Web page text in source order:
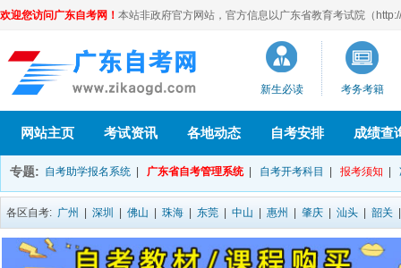
欢迎您访问广东自考网！ 本站非政府官方网站，官方信息以广东省教育考试院（
新生必读 考务考籍
网站主页 考试资讯 各地动态 自考安排 成绩查
专题: 自考助学报名系统 广东省自考管理系统 自考开考科目 报考须知
各区自考: 广州 深圳 佛山 珠海 东莞 中山 惠州 肇庆 汕头 韶关